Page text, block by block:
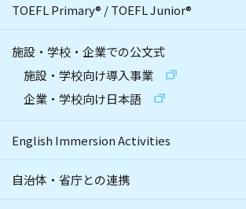
TOEFL Primary® /TOEFL Junior®
施設・学校・企業での公文式
施設・学校向け導入事業
企業・学校向け日本語
English Immersion Activities
自治体・省庁との連携